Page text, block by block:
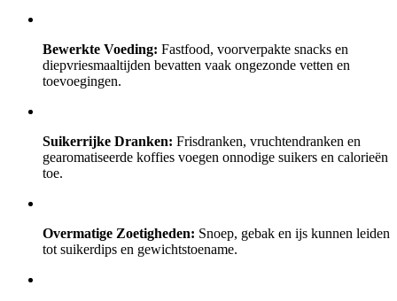
Bewerkte Voeding: Fastfood, voorverpakte snacks en
diepvriesmaaltijden bevatten vaak ongezonde vetten en
toevoegingen.
Suikerrijke Dranken: Frisdranken, vruchtendranken en
gearomatiseerde koffies voegen onnodige suikers en calorieën
toe.
Overmatige Zoetigheden: Snoep, gebak en ijs kunnen leiden
tot suikerdips en gewichtstoename.